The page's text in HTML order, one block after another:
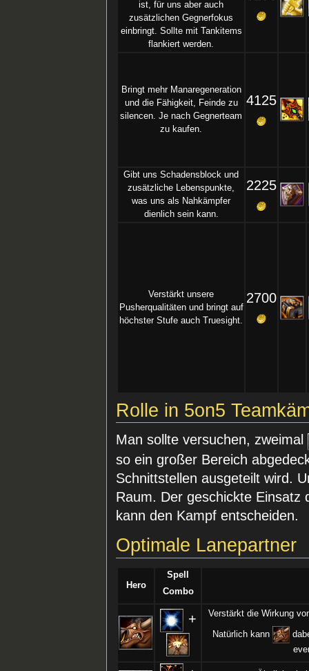
ist, für uns aber auch
zusätzlichen Gegnerfokus
einbringt. Sollte mit Tankitems
flankiert werden.
Bringt mehr Manaregeneration
und die Fähigkeit, Feinde zu
silencen. Je nach Gegnerteam
zu kaufen.
4125
Gibt uns Schadensblock und
zusätzliche Lebenspunkte,
was uns als Nahkämpfer
dienlich sein kann.
2225
Verstärkt unsere
Pusherqualitäten und bringt auf
höchster Stufe auch Truesight.
2700
Rolle in 5on5
Man sollte versuchen, zweimal
so ein großer Bereich
Schnittstellen ausgeteilt wird.
Raum. Der geschickte Einsatz
kann den Kampf entscheiden.
Optimale Lanepartner
Hero
Spell
Combo
+ Verstärkt die Wirkung
Natürlich kann